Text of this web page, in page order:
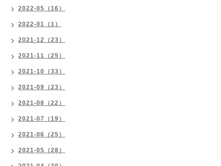
2022-05（16）
2022-01（1）
2021-12（23）
2021-11（25）
2021-10（33）
2021-09（23）
2021-08（22）
2021-07（19）
2021-06（25）
2021-05（28）